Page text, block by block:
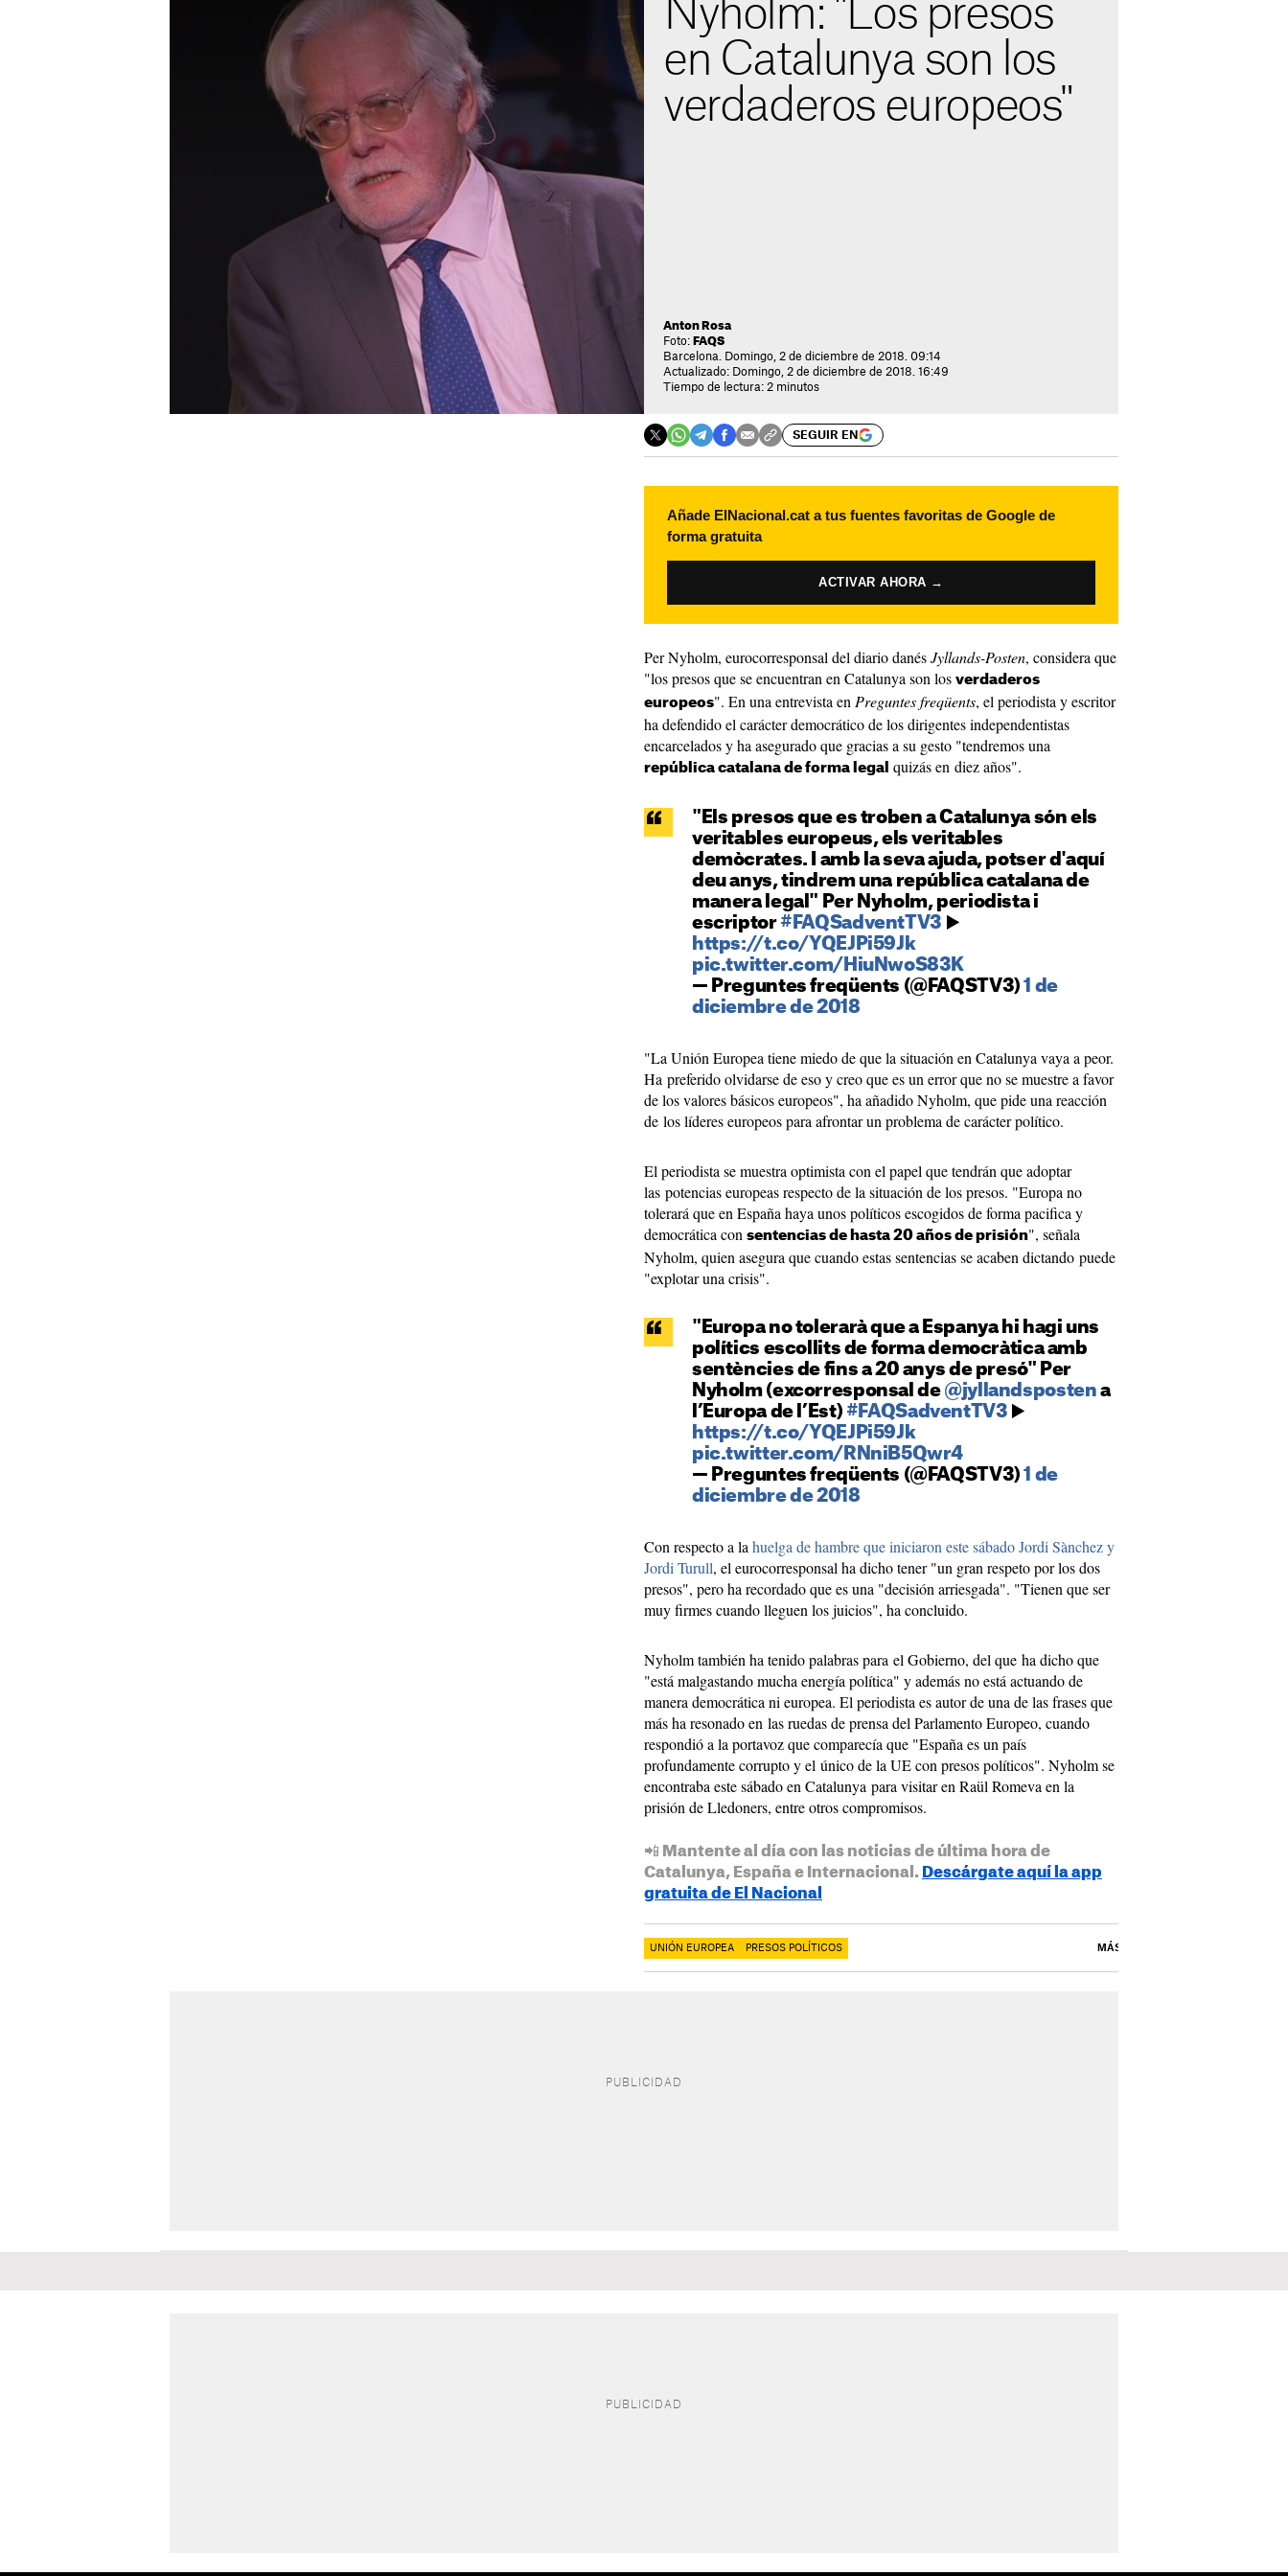
Nyholm: "Los presos
en Catalunya son los
verdaderos europeos"
Anton Rosa
Foto: FAQS
Barcelona. Domingo, 2 de diciembre de 2018. 09:14
Actualizado: Domingo, 2 de diciembre de 2018. 16:49
Tiempo de lectura: 2 minutos
SEGUIR EN
Añade ElNacional.cat a tus fuentes favoritas de Google de
forma gratuita
ACTIVAR AHORA →
Per Nyholm, eurocorresponsal del diario danésJyllands-Posten, considera que
"los presos que se encuentran en Catalunya son los verdaderos
europeos". En una entrevista en Preguntes freqüents, el periodista y escritor
ha defendido el carácter democrático de los dirigentes independentistas
encarcelados y ha asegurado que gracias a su gesto "tendremos una
república catalana de forma legal quizás en diez años".
"Els presos que es troben a Catalunya són els
veritables europeus, els veritables
demòcrates. I amb la seva ajuda, potser d'aquí
deu anys, tindrem una república catalana de
manera legal" Per Nyholm, periodista i
escriptor #FAQSadventTV3 ▶️
https://t.co/YQEJPi59Jk
pic.twitter.com/HiuNwoS83K
— Preguntes freqüents (@FAQSTV3)1 de
diciembre de 2018
"La Unión Europea tiene miedo de que la situación en Catalunya vaya a peor.
Ha preferido olvidarse de eso y creo que es un error que no se muestre a favor
de los valores básicos europeos", ha añadido Nyholm, que pide una reacción
de los líderes europeos para afrontar un problema de carácter político.
El periodista se muestra optimista con el papel que tendrán que adoptar
las potencias europeas respecto de la situación de los presos. "Europa no
tolerará que en España haya unos políticos escogidos de forma pacifica y
democrática con sentencias de hasta 20 años de prisión", señala
Nyholm, quien asegura que cuando estas sentencias se acaben dictando puede
"explotar una crisis".
"Europa no tolerarà que a Espanya hi hagi uns
polítics escollits de forma democràtica amb
sentències de fins a 20 anys de presó" Per
Nyholm (excorresponsal de @jyllandsposten a
l’Europa de l’Est) #FAQSadventTV3 ▶️
https://t.co/YQEJPi59Jk
pic.twitter.com/RNniB5Qwr4
— Preguntes freqüents (@FAQSTV3)1 de
diciembre de 2018
Con respecto a la huelga de hambre que iniciaron este sábado Jordi Sànchez y
Jordi Turull, el eurocorresponsal ha dicho tener "un gran respeto por los dos
presos", pero ha recordado que es una "decisión arriesgada". "Tienen que ser
muy firmes cuando lleguen los juicios", ha concluido.
Nyholm también ha tenido palabras para el Gobierno, del que ha dicho que
"está malgastando mucha energía política" y además no está actuando de
manera democrática ni europea. El periodista es autor de una de las frases que
más ha resonado en las ruedas de prensa del Parlamento Europeo, cuando
respondió a la portavoz que comparecía que "España es un país
profundamente corrupto y el único de la UE con presos políticos". Nyholm se
encontraba este sábado en Catalunya para visitar en Raül Romeva en la
prisión de Lledoners, entre otros compromisos.
📲 Mantente al día con las noticias de última hora de
Catalunya, España e Internacional. Descárgate aquí la app
gratuita de El Nacional
UNIÓN EUROPEA PRESOS POLÍTICOS MÁS